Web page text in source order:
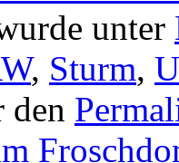
unter
, Sturm,
den